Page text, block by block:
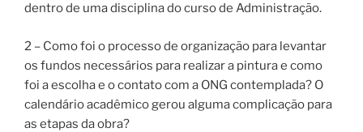
dentro de uma disciplina do curso de Administração.
2 – Como foi o processo de organização para levantar
os fundos necessários para realizar a pintura e como
foi a escolha e o contato com a ONG contemplada? O
calendário acadêmico gerou alguma complicação para
as etapas da obra?